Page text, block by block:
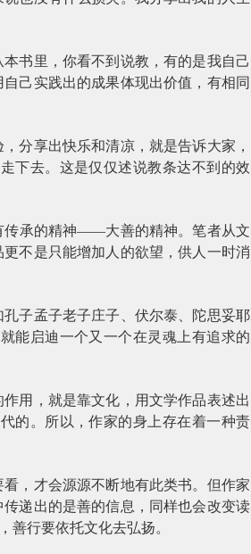
书里，你看不到说教，有的是我自己
己实践出的成果体现出价值，有相同
分享出快乐和清凉，就是告诉大家，
下去。这是仅仅述说教条达不到的效
传承的精神——大善的精神。笔者从文
不是只能增加人的欲望，供人一时消
子孟子老子庄子、伏尔泰、陀思妥耶
能启迪一个又一个在灵魂上有追求的
用，就是靠文化，用文学作品表述出
的。所以，作家的身上存在着一种责
，才会源源不断地有此类书。但作家
递出的是善的信息，同样也会改变读
善行要依托文化去弘扬。